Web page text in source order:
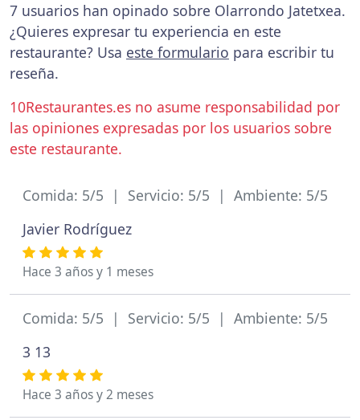
7 usuarios han opinado sobre Olarrondo Jatetxea.
¿Quieres expresar tu experiencia en este
restaurante? Usa este formulario para escribir tu
reseña.
10Restaurantes.es no asume responsabilidad por
las opiniones expresadas por los usuarios sobre
este restaurante.
Comida: 5/5 | Servicio: 5/5 | Ambiente: 5/5
Javier Rodríguez
Hace 3 años y 1 meses
Comida: 5/5 | Servicio: 5/5 | Ambiente: 5/5
3 13
Hace 3 años y 2 meses